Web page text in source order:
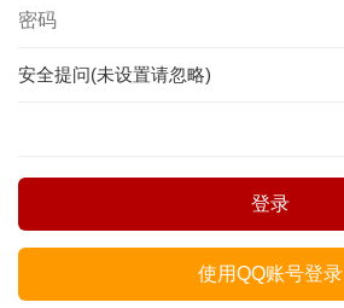
安全提问(未设置请忽略)
登录
使用QQ账号登录